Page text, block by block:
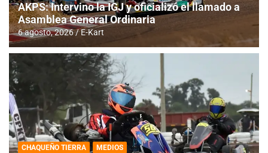
AKPS: Intervino la IGJ y oficializó el llamado a
Asamblea General Ordinaria
6 agosto, 2026 E-Kart
CHAQUEÑO TIERRA MEDIOS